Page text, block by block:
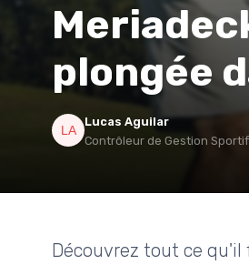
plongée
Lucas Aguilar
Contrôleur de Gestion Sportif
Découvrez tout ce qu'il